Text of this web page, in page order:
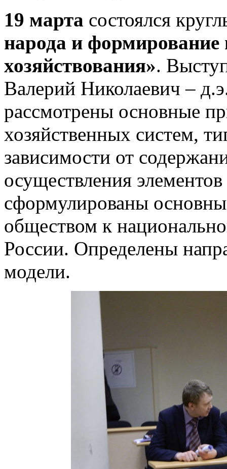
19 марта состоялся
народа и
хозяйствования».
Валерий Николаевич –
рассмотрены основные
хозяйственных систем,
зависимости от
осуществления
сформулированы
обществом к
России. Определены
модели.